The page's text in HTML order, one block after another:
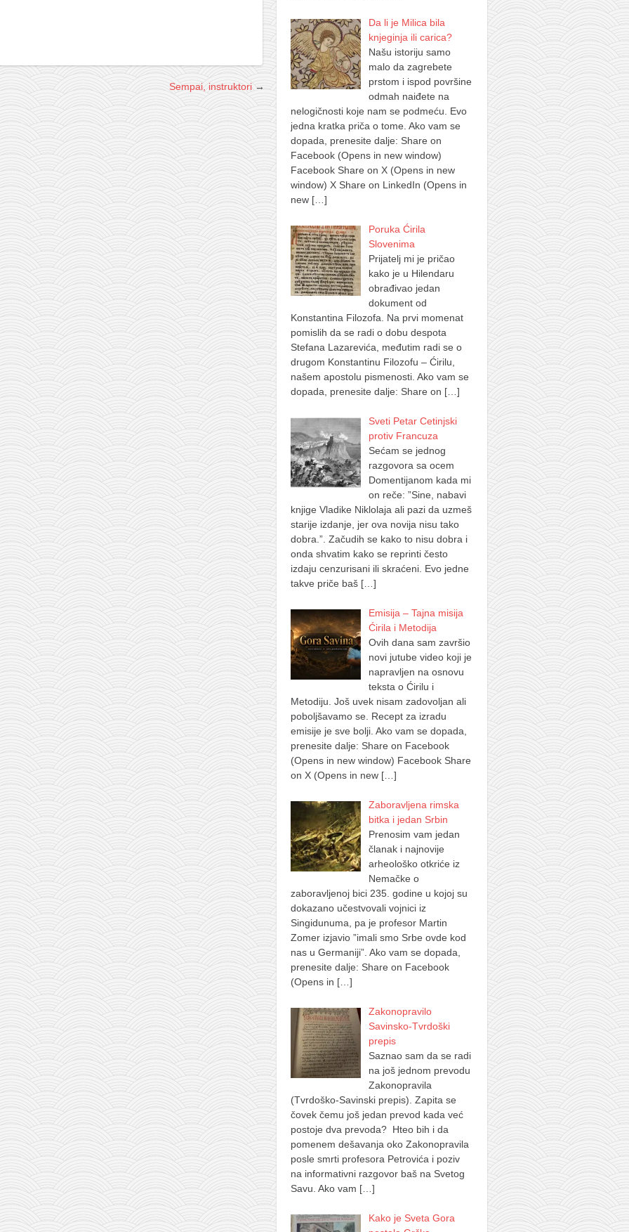
Sempai, instruktori→
Da li je Milica bila
knjeginja ili carica?
Našu istoriju samo
malo da zagrebete
prstom i ispod površine
odmah naiđete na
nelogičnosti koje nam se podmeću. Evo
jedna kratka priča o tome. Ako vam se
dopada, prenesite dalje: Share on
Facebook (Opens in new window)
Facebook Share on X (Opens in new
window) X Share on LinkedIn (Opens in
new […]
Poruka Ćirila
Slovenima
Prijatelj mi je pričao
kako je u Hilendaru
obrađivao jedan
dokument od
Konstantina Filozofa. Na prvi momenat
pomislih da se radi o dobu despota
Stefana Lazarevića, međutim radi se o
drugom Konstantinu Filozofu – Ćirilu,
našem apostolu pismenosti. Ako vam se
dopada, prenesite dalje: Share on […]
Sveti Petar Cetinjski
protiv Francuza
Sećam se jednog
razgovora sa ocem
Domentijanom kada mi
on reče: ”Sine, nabavi
knjige Vladike Niklolaja ali pazi da uzmeš
starije izdanje, jer ova novija nisu tako
dobra.”. Začudih se kako to nisu dobra i
onda shvatim kako se reprinti često
izdaju cenzurisani ili skraćeni. Evo jedne
takve priče baš […]
Emisija – Tajna misija
Ćirila i Metodija
Ovih dana sam završio
novi jutube video koji je
napravljen na osnovu
teksta o Ćirilu i
Metodiju. Još uvek nisam zadovoljan ali
poboljšavamo se. Recept za izradu
emisije je sve bolji. Ako vam se dopada,
prenesite dalje: Share on Facebook
(Opens in new window) Facebook Share
on X (Opens in new […]
Zaboravljena rimska
bitka i jedan Srbin
Prenosim vam jedan
članak i najnovije
arheološko otkriće iz
Nemačke o
zaboravljenoj bici 235. godine u kojoj su
dokazano učestvovali vojnici iz
Singidunuma, pa je profesor Martin
Zomer izjavio ”imali smo Srbe ovde kod
nas u Germaniji”. Ako vam se dopada,
prenesite dalje: Share on Facebook
(Opens in […]
Zakonopravilo
Savinsko-Tvrdoški
prepis
Saznao sam da se radi
na još jednom prevodu
Zakonopravila
(Tvrdoško-Savinski prepis). Zapita se
čovek čemu još jedan prevod kada već
postoje dva prevoda? Hteo bih i da
pomenem dešavanja oko Zakonopravila
posle smrti profesora Petrovića i poziv
na informativni razgovor baš na Svetog
Savu. Ako vam […]
Kako je Sveta Gora